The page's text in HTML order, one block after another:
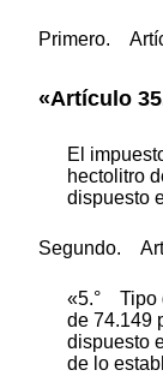
Primero.
«Artículo
El
hectolitro
dispuesto
Segundo.
«5.° Tipo
de 74.149
dispuesto
de lo